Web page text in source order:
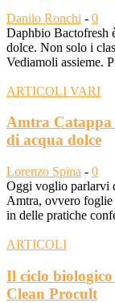
Danilo Ronchi - 0
Daphbio Bactofresh
dolce. Non solo i
Vediamoli assieme.
ARTICOLI VARI
Amtra Catappa
di acqua dolce
Lorenzo Spina - 0
Oggi voglio parlarvi
Amtra, ovvero foglie
in delle pratiche
ARTICOLI
Il ciclo
Clean Procult